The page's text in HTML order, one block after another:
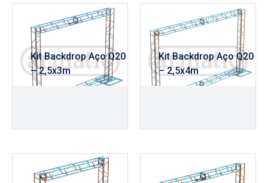
Kit Backdrop Aço Q20
– 2,5x3m
Kit Backdrop Aço Q20
– 2,5x4m